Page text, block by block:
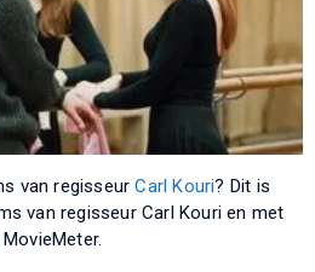
van regisseurCarl Kouri? Dit is
van regisseur Carl Kouri en met